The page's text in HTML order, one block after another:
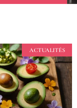
ACTUALITÉS